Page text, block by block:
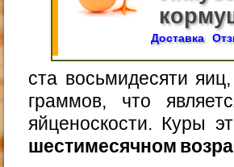
Доставка
ста восьмидесяти
граммов, что
яйценоскости. Куры
шестимесячном